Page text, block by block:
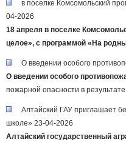
в поселке Комсомольский
04-2026
18 апреля в поселке
целое», с программой «На
О введении особого
О введении особого
пожарной опасности в
Алтайский ГАУ приглашает
школе» 23-04-2026
Алтайский государственный